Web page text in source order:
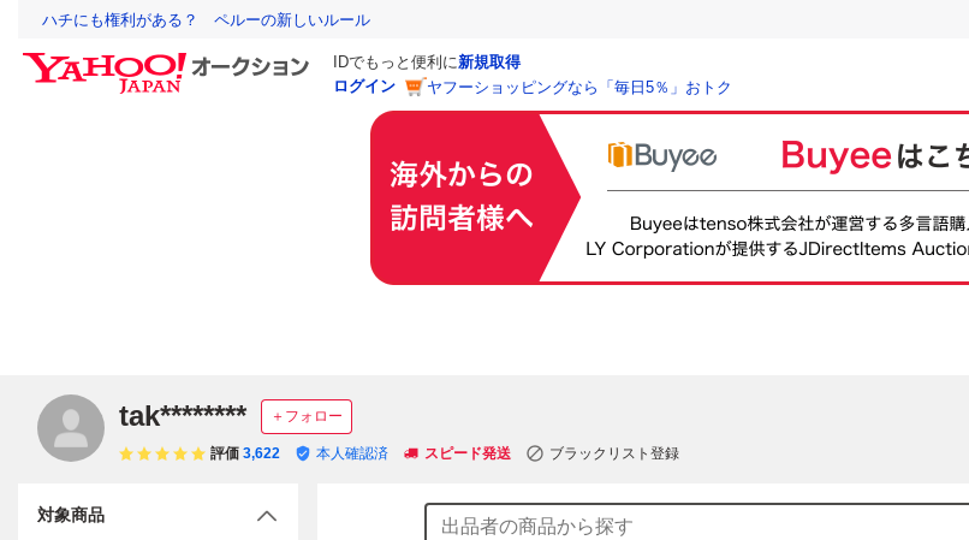
ハチにも権利がある？ ペルーの新しいルール
IDでもっと便利に新規取得
ログイン
ヤフーショッピングなら「毎日5％」おトク
tak******** ＋フォロー
評価 3,622 本人確認済 スピード発送 ブラックリスト登録
対象商品